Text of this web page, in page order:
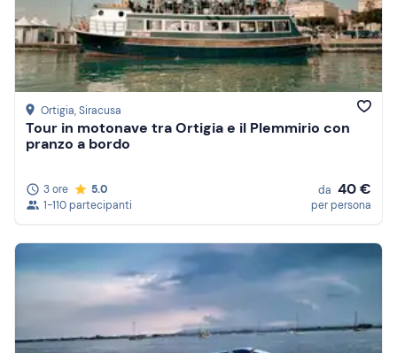
Ortigia, Siracusa
Tour in motonave tra Ortigia e il Plemmirio con
pranzo a bordo
3 ore
5.0
1-110 partecipanti
da 40 €
per persona